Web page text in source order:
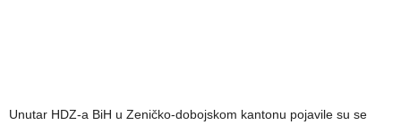
Unutar HDZ-a BiH u Zeničko-dobojskom kantonu pojavile su se